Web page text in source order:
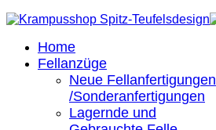
Home
Fellanzüge
Neue Fellanfertigungen
/Sonderanfertigungen
Lagernde und